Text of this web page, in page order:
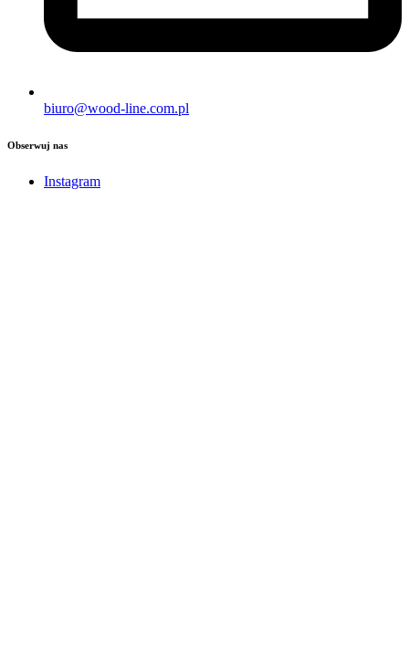
biuro@wood-line.com.pl
Obserwuj nas
Instagram